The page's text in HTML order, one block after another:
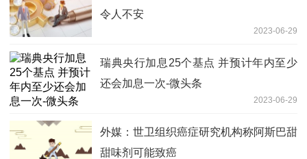
令人不安
2023-06-29
瑞典央行加息25个基点 并预计年内至少
还会加息一次-微头条
2023-06-29
外媒：世卫组织癌症研究机构称阿斯巴甜
甜味剂可能致癌